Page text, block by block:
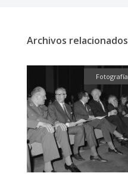
Archivos relacionados
Fotografía